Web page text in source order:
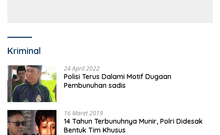
Kriminal
24 April 2022
Polisi Terus Dalami Motif Dugaan
Pembunuhan sadis
16 Maret 2019
14 Tahun Terbunuhnya Munir, Polri Didesak
Bentuk Tim Khusus